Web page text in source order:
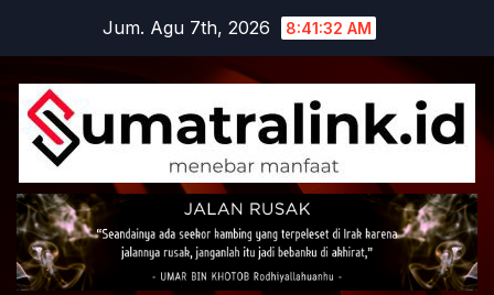
content
Jum. Agu 7th, 2026 8:41:32 AM